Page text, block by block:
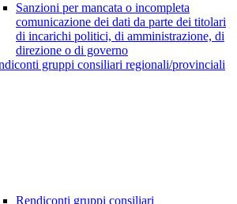
Sanzioni per mancata o incompleta
comunicazione dei dati da parte dei titolari
di incarichi politici, di amministrazione, di
direzione o di governo
gruppi consiliari regionali/provinciali
Rendiconti gruppi consiliari